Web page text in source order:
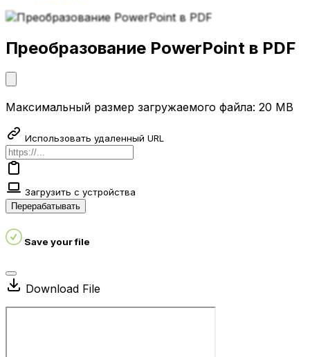
Преобразование PowerPoint в PDF
Максимальный размер загружаемого файла: 20 MB
Использовать удаленный URL
Загрузить с устройства
Перерабатывать
Save your file
Download File